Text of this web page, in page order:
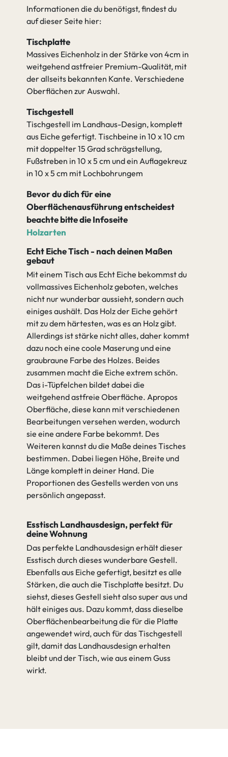
Informationen die du benötigst, findest du
auf dieser Seite hier:
Tischplatte
Massives Eichenholz in der Stärke von 4cm in
weitgehend astfreier Premium-Qualität, mit
der allseits bekannten Kante. Verschiedene
Oberflächen zur Auswahl.
Tischgestell
Tischgestell im Landhaus-Design, komplett
aus Eiche gefertigt. Tischbeine in 10 x 10 cm
mit doppelter 15 Grad schrägstellung,
Fußstreben in 10 x 5 cm und ein Auflagekreuz
in 10 x 5 cm mit Lochbohrungem
Bevor du dich für eine
Oberflächenausführung entscheidest
beachte bitte die Infoseite
Holzarten
Echt Eiche Tisch - nach deinen Maßen
gebaut
Mit einem Tisch aus Echt Eiche bekommst du
vollmassives Eichenholz geboten, welches
nicht nur wunderbar aussieht, sondern auch
einiges aushält. Das Holz der Eiche gehört
mit zu dem härtesten, was es an Holz gibt.
Allerdings ist stärke nicht alles, daher kommt
dazu noch eine coole Maserung und eine
graubraune Farbe des Holzes. Beides
zusammen macht die Eiche extrem schön.
Das i-Tüpfelchen bildet dabei die
weitgehend astfreie Oberfläche. Apropos
Oberfläche, diese kann mit verschiedenen
Bearbeitungen versehen werden, wodurch
sie eine andere Farbe bekommt. Des
Weiteren kannst du die Maße deines Tisches
bestimmen. Dabei liegen Höhe, Breite und
Länge komplett in deiner Hand. Die
Proportionen des Gestells werden von uns
persönlich angepasst.
Esstisch Landhausdesign, perfekt für
deine Wohnung
Das perfekte Landhausdesign erhält dieser
Esstisch durch dieses wunderbare Gestell.
Ebenfalls aus Eiche gefertigt, besitzt es alle
Stärken, die auch die Tischplatte besitzt. Du
siehst, dieses Gestell sieht also super aus und
hält einiges aus. Dazu kommt, dass dieselbe
Oberflächenbearbeitung die für die Platte
angewendet wird, auch für das Tischgestell
gilt, damit das Landhausdesign erhalten
bleibt und der Tisch, wie aus einem Guss
wirkt.